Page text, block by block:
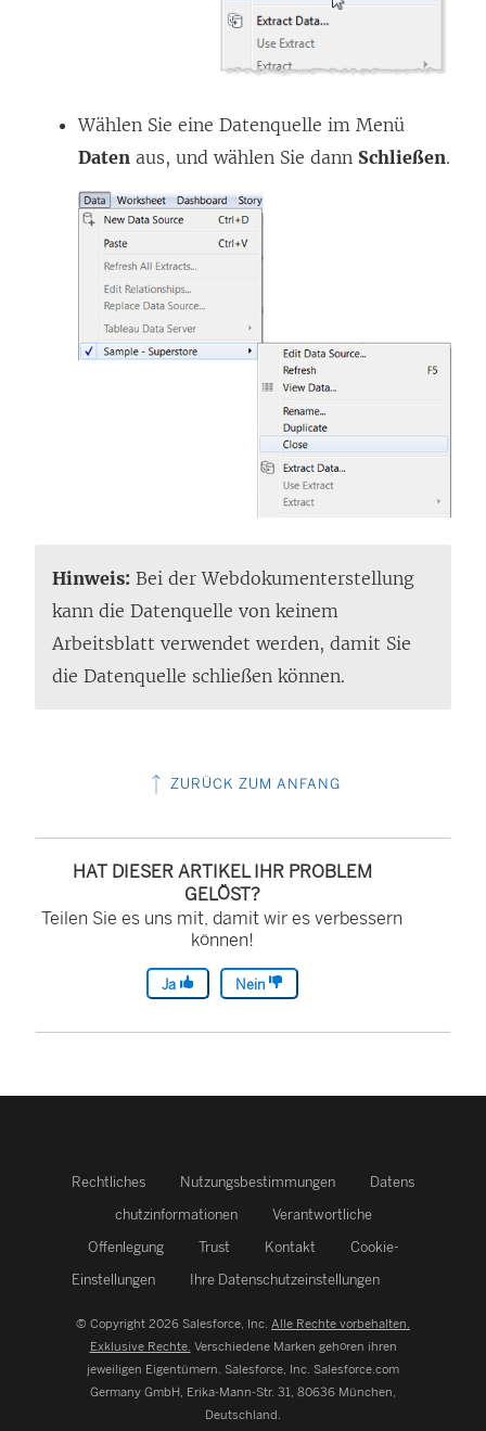
Wählen Sie eine Datenquelle im Menü
Daten aus, und wählen Sie dann Schließen.
Hinweis: Bei der Webdokumenterstellung
kann die Datenquelle von keinem
Arbeitsblatt verwendet werden, damit Sie
die Datenquelle schließen können.
ZURÜCK ZUM ANFANG
HAT DIESER ARTIKEL IHR PROBLEM
GELÖST?
Teilen Sie es uns mit, damit wir es verbessern
können!
Ja Nein
Rechtliches Nutzungsbestimmungen
Datens
chutzinformationen
Verantwortliche
Offenlegung
Trust Kontakt
Cookie-
Einstellungen
Ihre Datenschutzeinstellungen
© Copyright 2026 Salesforce, Inc. Alle Rechte vorbehalten.
Exklusive Rechte. Verschiedene Marken gehören ihren
jeweiligen Eigentümern. Salesforce, Inc. Salesforce.com
Germany GmbH, Erika-Mann-Str. 31, 80636 München,
Deutschland.